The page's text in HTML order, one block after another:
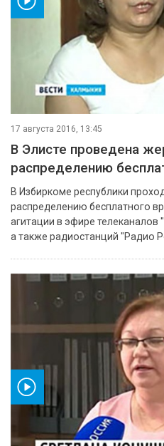
17 августа 2016, 13:45
В Элисте проведена
распределению
В Избиркоме республики
распределению бесплатного
агитации в эфире телеканалов
а также радиостанций "Радио